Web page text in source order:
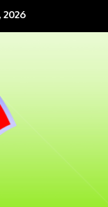
2026